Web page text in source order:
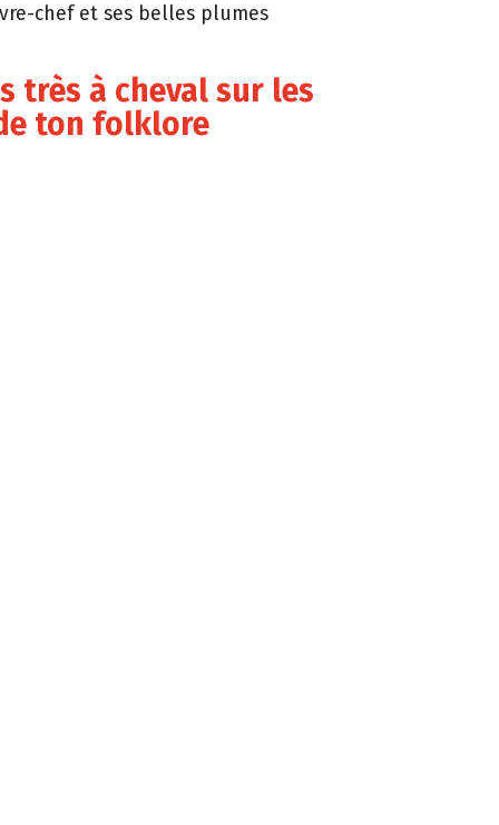
chef et ses belles plumes
très à cheval sur les
ton folklore